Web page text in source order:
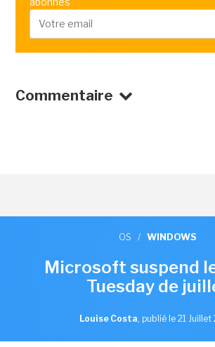
Commentaire
OS / WINDOWS
Microsoft suspend
Tuesday de
Louise Costa, publié le 21 Juillet